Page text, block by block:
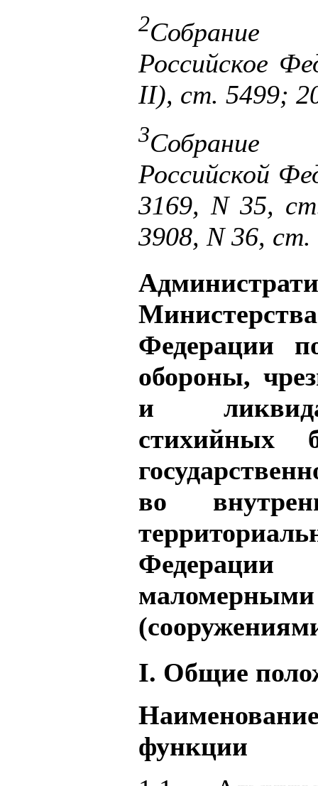
2Собрание
Российское
II), ст. 5499;
3Собрание
Российской
3169, N 35,
3908, N 36, ст.
Федерации
обороны,
и
стихийных
во
I. Общие
функции